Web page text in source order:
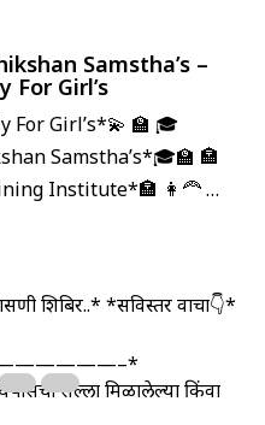
Samstha’s –
For Girl’s
For Girl’s*💫 🏫 🎓
Samstha’s*🎓🏫 🏣
Institute*🏣 👩‍🦰 …
शिबिर..* *सविस्तर वाचा👇*
सल्ला मिळालेल्या किंवा